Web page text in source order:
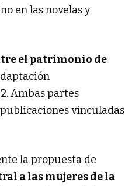
en las novelas y
el patrimonio de
Ambas partes
vinculadas
la propuesta de
a las mujeres de la